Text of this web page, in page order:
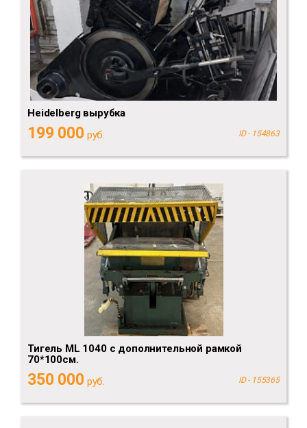
Heidelberg вырубка
199 000 руб. ID - 154863
Тигель ML 1040 с дополнительной рамкой
70*100см.
350 000 руб. ID - 155365